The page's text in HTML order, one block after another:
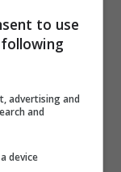
(lingua
n. 757
posti
questi,
studenti
to use
advertising and
and
device